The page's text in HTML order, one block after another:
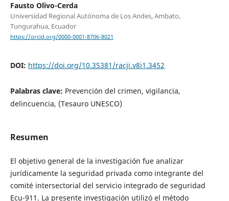
Fausto Olivo-Cerda
Universidad Regional Autónoma de Los Andes, Ambato,
Tungurahua, Ecuador
https://orcid.org/0000-0001-8706-8021
DOI: https://doi.org/10.35381/racji.v8i1.3452
Palabras clave: Prevención del crimen, vigilancia,
delincuencia, (Tesauro UNESCO)
Resumen
El objetivo general de la investigación fue analizar
jurídicamente la seguridad privada como integrante del
comité intersectorial del servicio integrado de seguridad
Ecu-911. La presente investigación utilizó el método